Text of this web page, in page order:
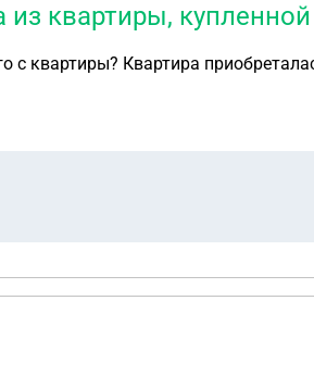
квартиры, купленной
с квартиры? Квартира